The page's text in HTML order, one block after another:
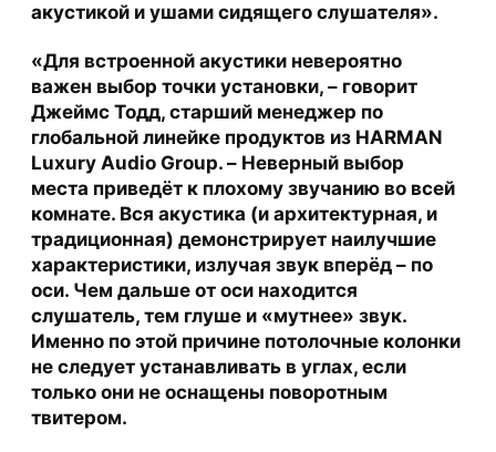
акустикой и ушами сидящего слушателя».
«Для встроенной акустики невероятно
важен выбор точки установки, – говорит
Джеймс Тодд, старший менеджер по
глобальной линейке продуктов из HARMAN
Luxury Audio Group. – Неверный выбор
места приведёт к плохому звучанию во всей
комнате. Вся акустика (и архитектурная, и
традиционная) демонстрирует наилучшие
характеристики, излучая звук вперёд – по
оси. Чем дальше от оси находится
слушатель, тем глуше и «мутнее» звук.
Именно по этой причине потолочные колонки
не следует устанавливать в углах, если
только они не оснащены поворотным
твитером.